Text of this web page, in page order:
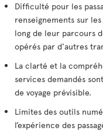
Difficulté pour les
renseignements sur
long de leur parcours
opérés par d’autres
La clarté et la
services demandés
de voyage prévisible.
Limites des outils
l’expérience des